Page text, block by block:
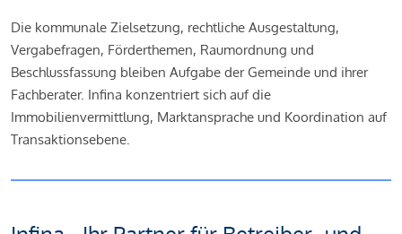
Die kommunale Zielsetzung, rechtliche Ausgestaltung,
Vergabefragen, Förderthemen, Raumordnung und
Beschlussfassung bleiben Aufgabe der Gemeinde und ihrer
Fachberater. Infina konzentriert sich auf die
Immobilienvermittlung, Marktansprache und Koordination auf
Transaktionsebene.